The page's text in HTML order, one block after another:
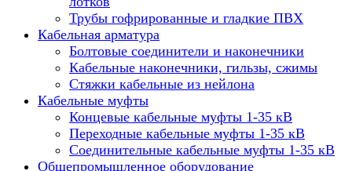
Трубы гофрированные и гладкие ПВХ
Кабельная арматура
Болтовые соединители и наконечники
Кабельные наконечники, гильзы, сжимы
Стяжки кабельные из нейлона
Кабельные муфты
Концевые кабельные муфты 1-35 кВ
Переходные кабельные муфты 1-35 кВ
Соединительные кабельные муфты 1-35 кВ
Общепромышленное оборудование